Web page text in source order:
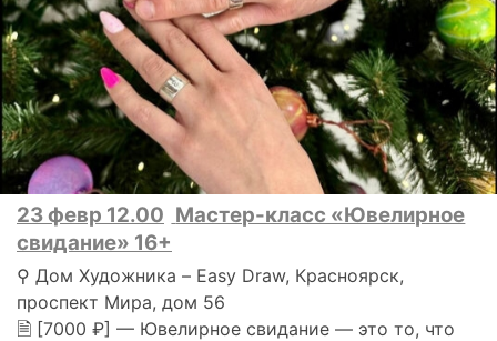
23 февр 12.00 Мастер-класс «Ювелирное
свидание» 16+
⚲ Дом Художника – Easy Draw, Красноярск,
проспект Мира, дом 56
🗎 [7000 ₽] — Ювелирное свидание — это то, что